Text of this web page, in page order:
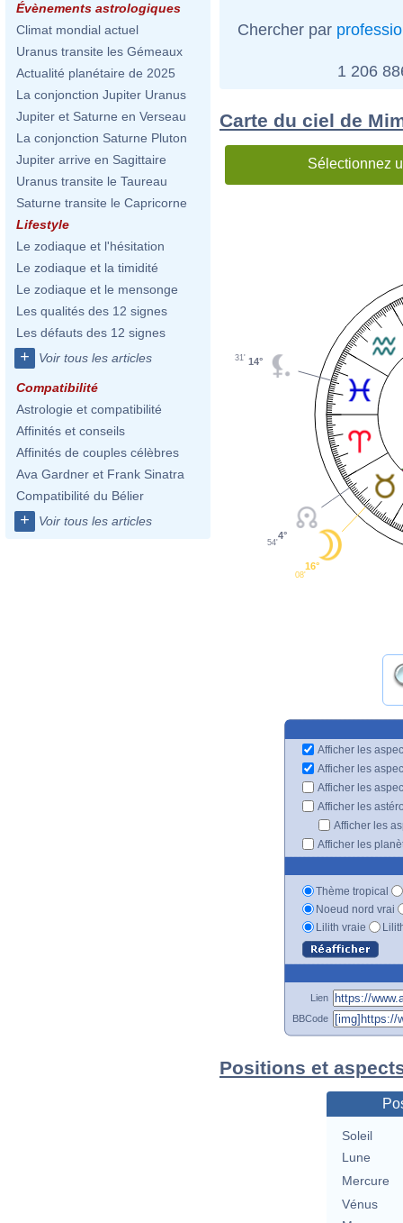
Évènements astrologiques
Climat mondial actuel
Uranus transite les Gémeaux
Actualité planétaire de 2025
La conjonction Jupiter Uranus
Jupiter et Saturne en Verseau
La conjonction Saturne Pluton
Jupiter arrive en Sagittaire
Uranus transite le Taureau
Saturne transite le Capricorne
Lifestyle
Le zodiaque et l'hésitation
Le zodiaque et la timidité
Le zodiaque et le mensonge
Les qualités des 12 signes
Les défauts des 12 signes
+ Voir tous les articles
Compatibilité
Astrologie et compatibilité
Affinités et conseils
Affinités de couples célèbres
Ava Gardner et Frank Sinatra
Compatibilité du Bélier
+ Voir tous les articles
Chercher par
1 206
Carte du ciel de
Sélectionnez
14°
31'
4°
54'
16°
08'
Afficher les
Afficher les
Afficher les
Afficher les
Afficher les
Afficher les
Thème tropical
Noeud nord vrai
Lilith vraie
Lien
BBCode
Positions et
Soleil
Lune
Mercure
Vénus